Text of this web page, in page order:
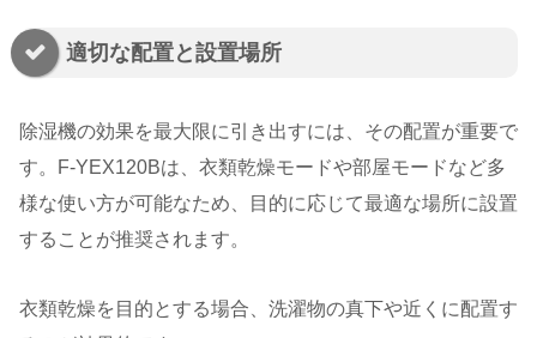
適切な配置と設置場所
除湿機の効果を最大限に引き出すには、その配置が重要で
す。F-YEX120Bは、衣類乾燥モードや部屋モードなど多
様な使い方が可能なため、目的に応じて最適な場所に設置
することが推奨されます。
衣類乾燥を目的とする場合、洗濯物の真下や近くに配置す